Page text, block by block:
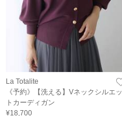
La Totalite
《予約》【洗える】Vネックシルエッ
トカーディガン
¥18,700